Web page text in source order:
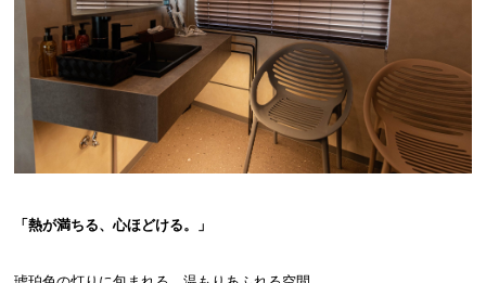
「熱が満ちる、心ほどける。」